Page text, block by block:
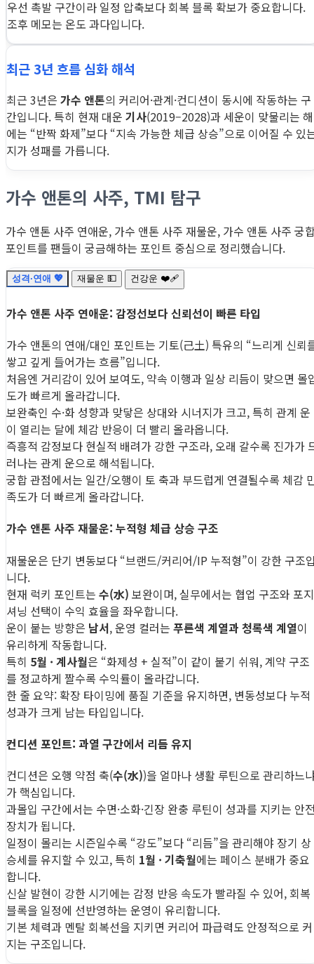
우선 촉발 구간이라 일정 압축보다 회복 블록 확보가 중요합니다.
조후 메모는 온도 과다입니다.
최근 3년 흐름 심화 해석
최근 3년은 가수 앤톤의 커리어·관계·컨디션이 동시에 작동하는 구
간입니다. 특히 현재 대운 기사(2019–2028)과 세운이 맞물리는 해
에는 “반짝 화제”보다 “지속 가능한 체급 상승”으로 이어질 수 있
지가 성패를 가릅니다.
가수 앤톤의 사주, TMI 탐구
가수 앤톤 사주 연애운, 가수 앤톤 사주 재물운, 가수 앤톤 사주 궁
포인트를 팬들이 궁금해하는 포인트 중심으로 정리했습니다.
성격·연애 💖 재물운 💵 건강운 ❤️‍🩹
가수 앤톤 사주 연애운: 감정선보다 신뢰선이 빠른 타입
가수 앤톤의 연애/대인 포인트는 기토(己土) 특유의 “느리게 신뢰
쌓고 깊게 들어가는 흐름”입니다.
처음엔 거리감이 있어 보여도, 약속 이행과 일상 리듬이 맞으면 몰
도가 빠르게 올라갑니다.
보완축인 수·화 성향과 맞닿은 상대와 시너지가 크고, 특히 관계 운
이 열리는 달에 체감 반응이 더 빨리 올라옵니다.
즉흥적 감정보다 현실적 배려가 강한 구조라, 오래 갈수록 진가가
러나는 관계 운으로 해석됩니다.
궁합 관점에서는 일간/오행이 토 축과 부드럽게 연결될수록 체감
족도가 더 빠르게 올라갑니다.
가수 앤톤 사주 재물운: 누적형 체급 상승 구조
재물운은 단기 변동보다 “브랜드/커리어/IP 누적형”이 강한 구조
니다.
현재 럭키 포인트는 수(水) 보완이며, 실무에서는 협업 구조와 포지
셔닝 선택이 수익 효율을 좌우합니다.
운이 붙는 방향은 남서, 운영 컬러는 푸른색 계열과 청록색 계열이
유리하게 작동합니다.
특히 5월 · 계사월은 “화제성 + 실적”이 같이 붙기 쉬워, 계약 구조
를 정교하게 짤수록 수익률이 올라갑니다.
한 줄 요약: 확장 타이밍에 품질 기준을 유지하면, 변동성보다 누적
성과가 크게 남는 타입입니다.
컨디션 포인트: 과열 구간에서 리듬 유지
컨디션은 오행 약점 축(수(水))을 얼마나 생활 루틴으로 관리하느
가 핵심입니다.
과몰입 구간에서는 수면·소화·긴장 완충 루틴이 성과를 지키는 안
장치가 됩니다.
일정이 몰리는 시즌일수록 “강도”보다 “리듬”을 관리해야 장기 상
승세를 유지할 수 있고, 특히 1월 · 기축월에는 페이스 분배가 중요
합니다.
신살 발현이 강한 시기에는 감정 반응 속도가 빨라질 수 있어, 회복
블록을 일정에 선반영하는 운영이 유리합니다.
기본 체력과 멘탈 회복선을 지키면 커리어 파급력도 안정적으로 커
지는 구조입니다.